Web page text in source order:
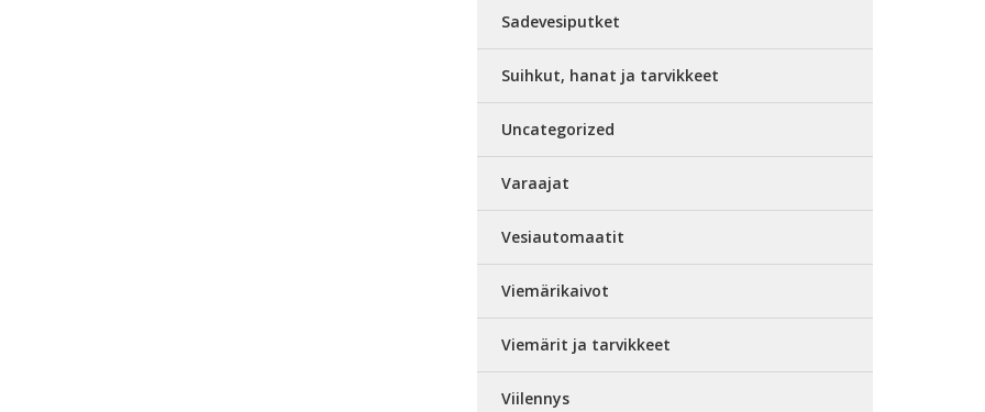
Sadevesiputket
Suihkut, hanat ja tarvikkeet
Uncategorized
Varaajat
Vesiautomaatit
Viemärikaivot
Viemärit ja tarvikkeet
Viilennys